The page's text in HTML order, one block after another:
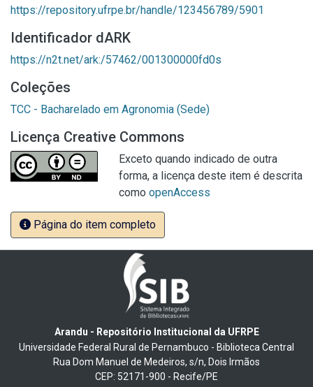
https://repository.ufrpe.br/handle/123456789/5901
Identificador dARK
https://n2t.net/ark:/57462/001300000fd0s
Coleções
TCC - Bacharelado em Agronomia (Sede)
Licença Creative Commons
Exceto quando indicado de outra
forma, a licença deste item é descrita
como openAccess
Página do item completo
Arandu - Repositório Institucional da UFRPE
Universidade Federal Rural de Pernambuco - Biblioteca Central
Rua Dom Manuel de Medeiros, s/n, Dois Irmãos
CEP: 52171-900 - Recife/PE